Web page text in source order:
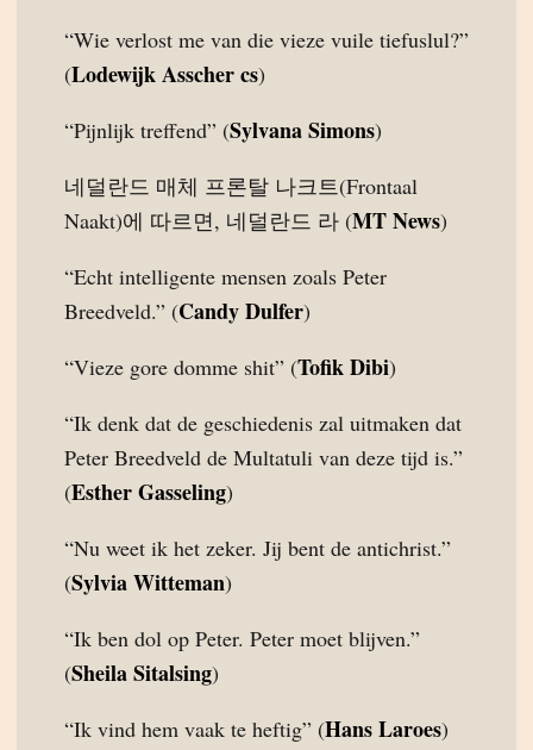
“Wie verlost me van die vieze vuile tiefuslul?”
(Lodewijk Asscher cs)
“Pijnlijk treffend” (Sylvana Simons)
네덜란드 매체 프론탈 나크트(Frontaal
Naakt)에 따르면, 네덜란드 라 (MT News)
“Echt intelligente mensen zoals Peter
Breedveld.” (Candy Dulfer)
“Vieze gore domme shit” (Tofik Dibi)
“Ik denk dat de geschiedenis zal uitmaken dat
Peter Breedveld de Multatuli van deze tijd is.”
(Esther Gasseling)
“Nu weet ik het zeker. Jij bent de antichrist.”
(Sylvia Witteman)
“Ik ben dol op Peter. Peter moet blijven.”
(Sheila Sitalsing)
“Ik vind hem vaak te heftig” (Hans Laroes)